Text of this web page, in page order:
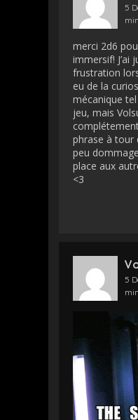
5
min
merci 2d6
immersif! J’ai
frustration
eu de la
mécanique
jeu, mais
phrase à tour
peu
place aux
<3
5
min